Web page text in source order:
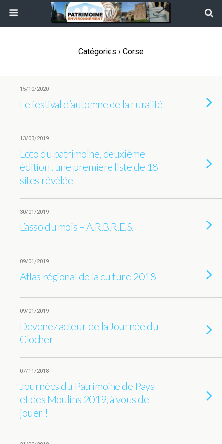
Catégories › Corse
15/10/2020
Le festival d’automne de la ruralité
13/03/2019
Loto du patrimoine, deuxième
édition : une première liste de 18
sites révélée
30/01/2019
L’asso du mois – A.R.B.R.E.S.
09/01/2019
Atlas régional de la culture 2018
09/01/2019
Devenez acteur de la Journée du
Clocher
07/11/2018
Journées du Patrimoine de Pays
et des Moulins 2019, à vous de
jouer !